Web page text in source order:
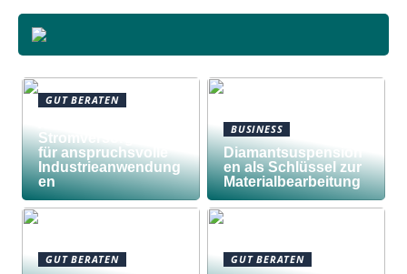
GUT BERATEN
Stromversorgungen
für anspruchsvolle
Industrieanwendung
en
BUSINESS
Diamantsuspension
en als Schlüssel zur
Materialbearbeitung
GUT BERATEN GUT BERATEN